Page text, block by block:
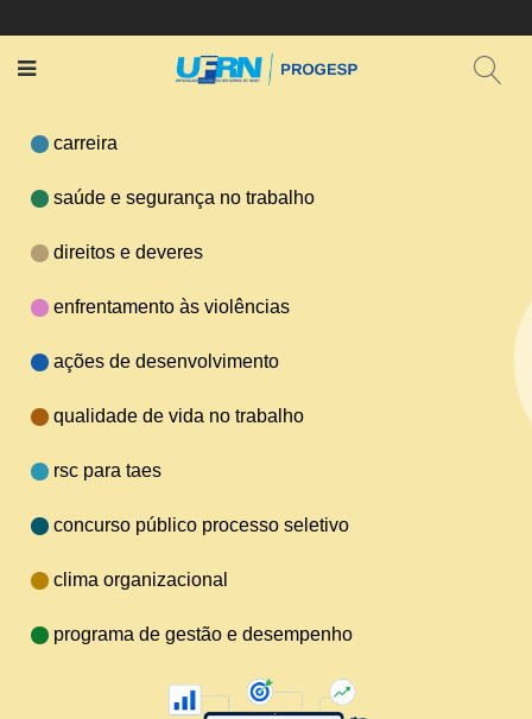
carreira
saúde e segurança no trabalho
direitos e deveres
enfrentamento às violências
ações de desenvolvimento
qualidade de vida no trabalho
rsc para taes
concurso público processo seletivo
clima organizacional
programa de gestão e desempenho